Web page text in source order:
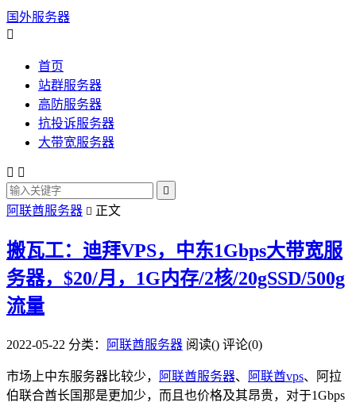
国外服务器

首页
站群服务器
高防服务器
抗投诉服务器
大带宽服务器
 

阿联酋服务器  正文
搬瓦工：迪拜VPS，中东1Gbps大带宽服
务器，$20/月，1G内存/2核/20gSSD/500g
流量
2022-05-22 分类： 阿联酋服务器 阅读() 评论(0)
市场上中东服务器比较少， 阿联酋服务器、 阿联酋vps、阿拉
伯联合酋长国那是更加少，而且也价格及其昂贵，对于1Gbps